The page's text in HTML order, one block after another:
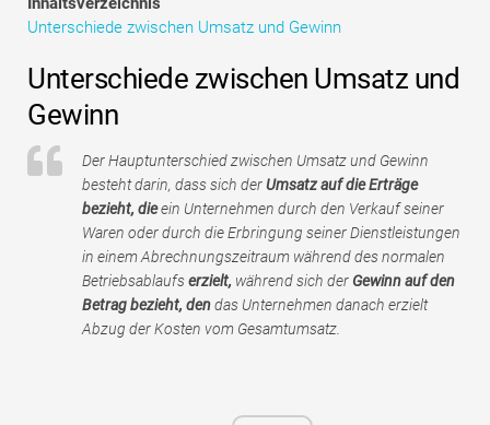
Vollständige Form
Risikomanagement-Tutorials
Unterschiede zwischen Umsatz und Gewinn
Unterschiede zwischen Umsatz und
Gewinn
Der Hauptunterschied zwischen Umsatz und Gewinn
besteht darin, dass sich derUmsatz auf die Erträge
bezieht, dieein Unternehmen durch den Verkauf seiner
Waren oder durch die Erbringung seiner Dienstleistungen
in einem Abrechnungszeitraum während des normalen
Betriebsablaufserzielt, während sich der Gewinn auf den
Betrag bezieht, dendas Unternehmen danach erzielt
Abzug der Kosten vom Gesamtumsatz.